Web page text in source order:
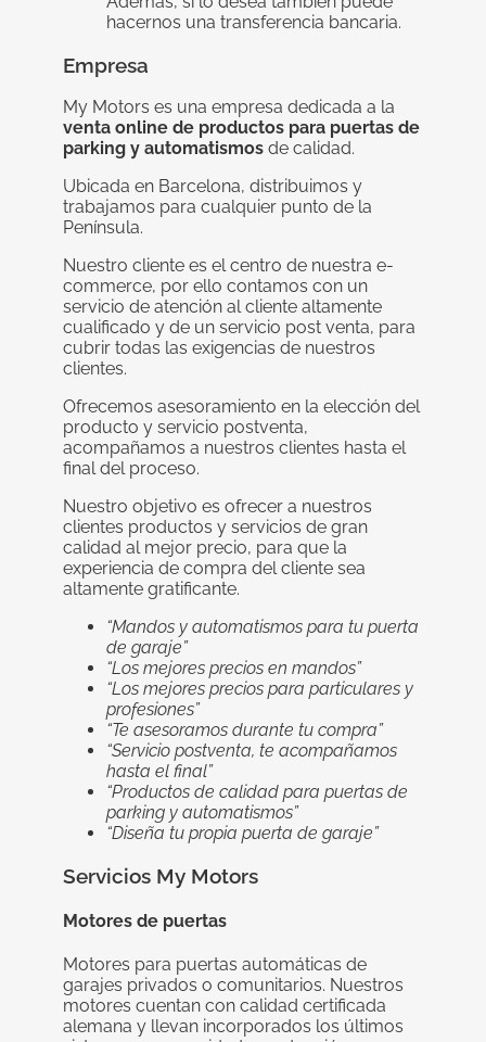
hacernos una transferencia bancaria.
Empresa
My Motors es una empresa dedicada a la
venta online de productos para puertas de
parking y automatismos de calidad.
Ubicada en Barcelona, distribuimos y
trabajamos para cualquier punto de la
Península.
Nuestro cliente es el centro de nuestra e-
commerce, por ello contamos con un
servicio de atención al cliente altamente
cualificado y de un servicio post venta, para
cubrir todas las exigencias de nuestros
clientes.
Ofrecemos asesoramiento en la elección del
producto y servicio postventa,
acompañamos a nuestros clientes hasta el
final del proceso.
Nuestro objetivo es ofrecer a nuestros
clientes productos y servicios de gran
calidad al mejor precio­­­, para que la
experiencia de compra del cliente sea
altamente gratificante.
“Mandos y automatismos para tu puerta
de garaje”
“Los mejores precios en mandos”
“Los mejores precios para particulares y
profesiones”
“Te asesoramos durante tu compra”
“Servicio postventa, te acompañamos
hasta el final”
“Productos de calidad para puertas de
parking y automatismos”
“Diseña tu propia puerta de garaje”
Servicios My Motors
Motores de puertas
Motores para puertas automáticas de
garajes privados o comunitarios. Nuestros
motores cuentan con calidad certificada
alemana y llevan incorporados los últimos